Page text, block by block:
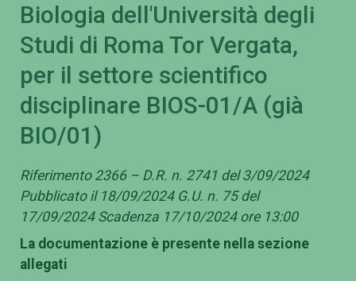
Biologia dell'Università degli
Studi di Roma Tor Vergata,
per il settore scientifico
disciplinare BIOS-01/A (già
BIO/01)
Riferimento 2366 – D.R. n. 2741 del 3/09/2024
Pubblicato il 18/09/2024 G.U. n. 75 del
17/09/2024 Scadenza 17/10/2024 ore 13:00
La documentazione è presente nella sezione
allegati